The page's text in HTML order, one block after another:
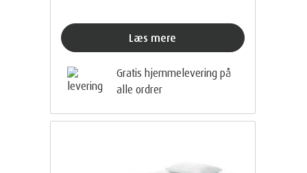
Læs mere
Gratis hjemmelevering på
alle ordrer